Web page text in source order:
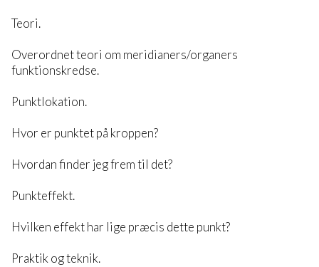
Teori.
Overordnet teori om meridianers/organers
funktionskredse.
Punktlokation.
Hvor er punktet på kroppen?
Hvordan finder jeg frem til det?
Punkteffekt.
Hvilken effekt har lige præcis dette punkt?
Praktik og teknik.